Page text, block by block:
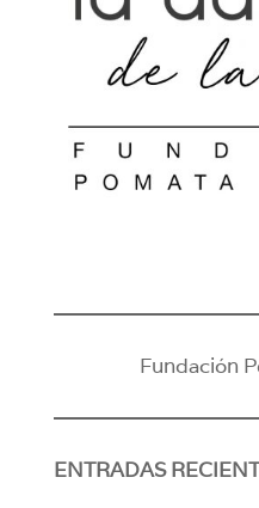
Fundación
ENTRADAS